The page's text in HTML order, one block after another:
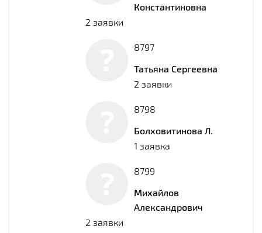
Константиновна
2 заявки
8797
Татьяна Сергеевна
2 заявки
8798
Болховитинова Л.
1 заявка
8799
Михайлов
Александрович
2 заявки